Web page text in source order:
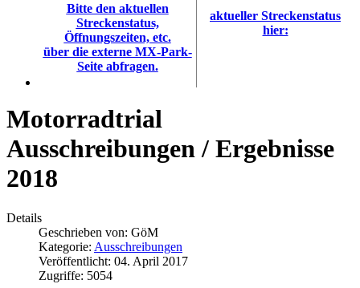
Bitte den aktuellen
Streckenstatus,
Öffnungszeiten, etc.
über die externe MX-Park-
Seite abfragen.
aktueller Streckenstatus
hier:
Motorradtrial
Ausschreibungen / Ergebnisse
2018
Details
Geschrieben von: GöM
Kategorie: Ausschreibungen
Veröffentlicht: 04. April 2017
Zugriffe: 5054